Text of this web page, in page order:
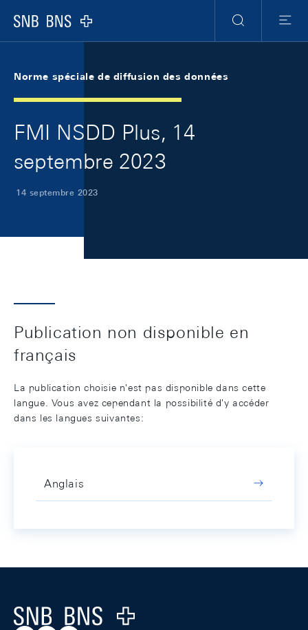
Logo
RechercheMenu
Norme spéciale de diffusion des données
FMI NSDD Plus, 14
septembre 2023
14 septembre 2023
Publication non disponible en
français
La publication choisie n'est pas disponible dans cette
langue. Vous avez cependant la possibilité d'y accéder
dans les langues suivantes:
Anglais
Logo